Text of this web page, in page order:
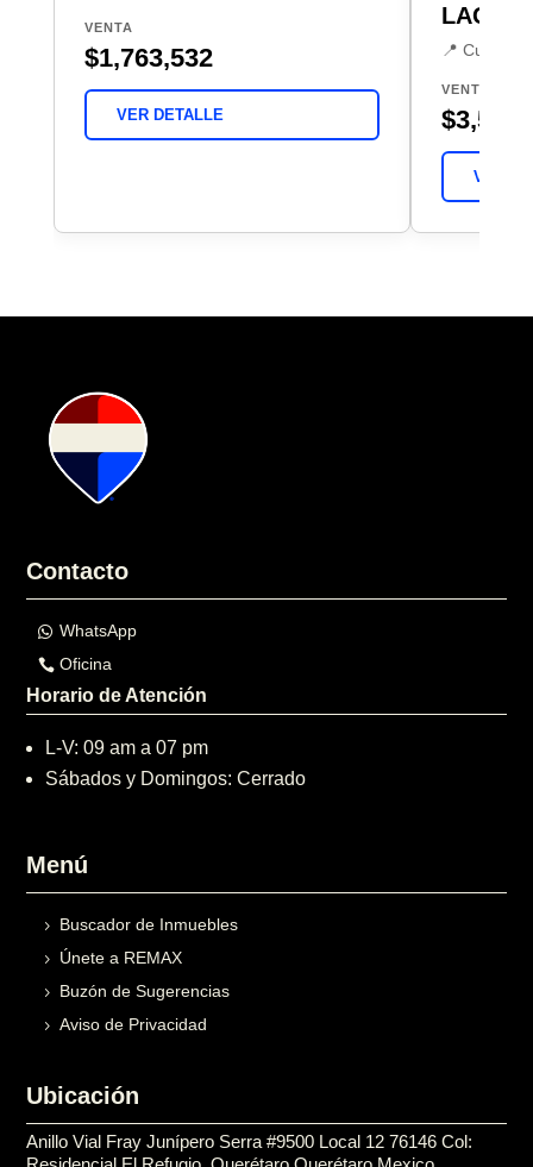
VENTA
$1,763,532
VER DETALLE
LAGO
📍
VENTA
VER
Contacto
WhatsApp
Oficina
Horario de Atención
L-V: 09 am a 07 pm
Sábados y Domingos: Cerrado
Menú
Buscador de Inmuebles
Únete a REMAX
Buzón de Sugerencias
Aviso de Privacidad
Ubicación
Anillo Vial Fray Junípero Serra #9500 Local 12 76146 Col: